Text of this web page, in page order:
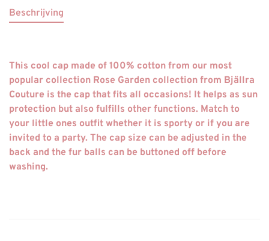
Beschrijving
This cool cap made of 100% cotton from our most
popular collection Rose Garden collection from Bjällra
Couture is the cap that fits all occasions! It helps as sun
protection but also fulfills other functions. Match to
your little ones outfit whether it is sporty or if you are
invited to a party. The cap size can be adjusted in the
back and the fur balls can be buttoned off before
washing.